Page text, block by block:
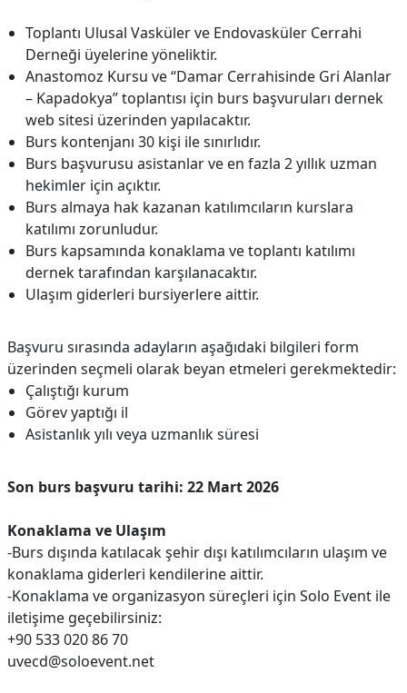
Toplantı Ulusal Vasküler ve Endovasküler Cerrahi
Derneği üyelerine yöneliktir.
Anastomoz Kursu ve “Damar Cerrahisinde Gri Alanlar
– Kapadokya” toplantısı için burs başvuruları dernek
web sitesi üzerinden yapılacaktır.
Burs kontenjanı 30 kişi ile sınırlıdır.
Burs başvurusu asistanlar ve en fazla 2 yıllık uzman
hekimler için açıktır.
Burs almaya hak kazanan katılımcıların kurslara
katılımı zorunludur.
Burs kapsamında konaklama ve toplantı katılımı
dernek tarafından karşılanacaktır.
Ulaşım giderleri bursiyerlere aittir.
Başvuru sırasında adayların aşağıdaki bilgileri form
üzerinden seçmeli olarak beyan etmeleri gerekmektedir:
Çalıştığı kurum
Görev yaptığı il
Asistanlık yılı veya uzmanlık süresi
Son burs başvuru tarihi: 22 Mart 2026
Konaklama ve Ulaşım
-Burs dışında katılacak şehir dışı katılımcıların ulaşım ve
konaklama giderleri kendilerine aittir.
-Konaklama ve organizasyon süreçleri için Solo Event ile
iletişime geçebilirsiniz:
+90 533 020 86 70
uvecd@soloevent.net